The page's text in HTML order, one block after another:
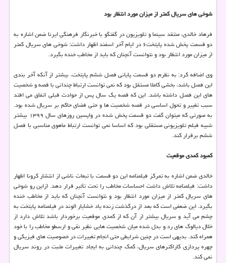
شوخی های سریال کمتر از میزان مورد انتظار بود
فرهاد خالدی، منتقد سینما و تلویزیون در گفتگو با خبرنگار فرهنگی ایرنا ضمن اشاره به
دو قسمت پخش شده پایتخت۶ در ایام آخر اسفند اظهار داشت: شوخی های سریال کمتر
از میزان مورد انتظار بود و نتوانست آنچنان که باید از مخاطب خنده بگیرد.
وی اضافه کرد: به نظرم دو قسمت پایانی فصل ششم پایتخت، بیشتر از آنکه آخر بندی
این فصل باشد، بخشی کاملا مستقل بود که نمی توانست ارتباط چندانی با قصه و شخصیت
های این فصل داشته باشد. این که قصه یک سال پس از حوادث قبلی اتفاق می افتد
سبب تغییر و تحول اساسی در قصه شخصیت ها و حتی فضای حاکم بر سریال شده بود.
به صورتی که میتوان گفت دو قسمت پخش شده در واپسین روزهای سال ۱۳۹۹ بیشتر
شبیه فیلم تلویزیونی مستقلی بود که اساسا نمی توانست ارتباط ماهوی مناسبی با فصل
ششم برقرار کند.
کمبود کمدی موقعیت
خالدی ضمن اشاره به تمرکز فیلمنامه این دو قسمت با تبعات ناشی از انتشار کرونا اظهار
داشت: فیلمنامه تلاش داشت احساسات مخاطب را تحت تأثیر قرار دهد. ازاین رو شوخی
های سریال کمتر از میزان مورد انتظار بود و نتوانست آنچنان که باید از مخاطب خنده
بگیرد. این ضعفی است که بعد از درگذشت زنده یاد خشایار الوند در فیلمنامه پایتخت به
چشم می آید و سریال بیشتر از آن که از کمدی موقعیت برخوردار باشد تلاش دارد از
خلال دیالوگ های رد و بدل شده میان شخصیت هایی نظیر نقی و ارسطو مخاطب را با خود
همراه کند. بدیهی است در چنین شرایطی حتی انجام تغییرات در خصوصیت های فیزیکی و
چهره پردازی کاراکترهای سریال، کمک چندانی به ایجاد تغییرات مثبت در روند سریال
نمی کند.